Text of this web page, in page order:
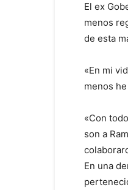
El ex
menos
de esta
«En mi
menos
«Con
son a
En una